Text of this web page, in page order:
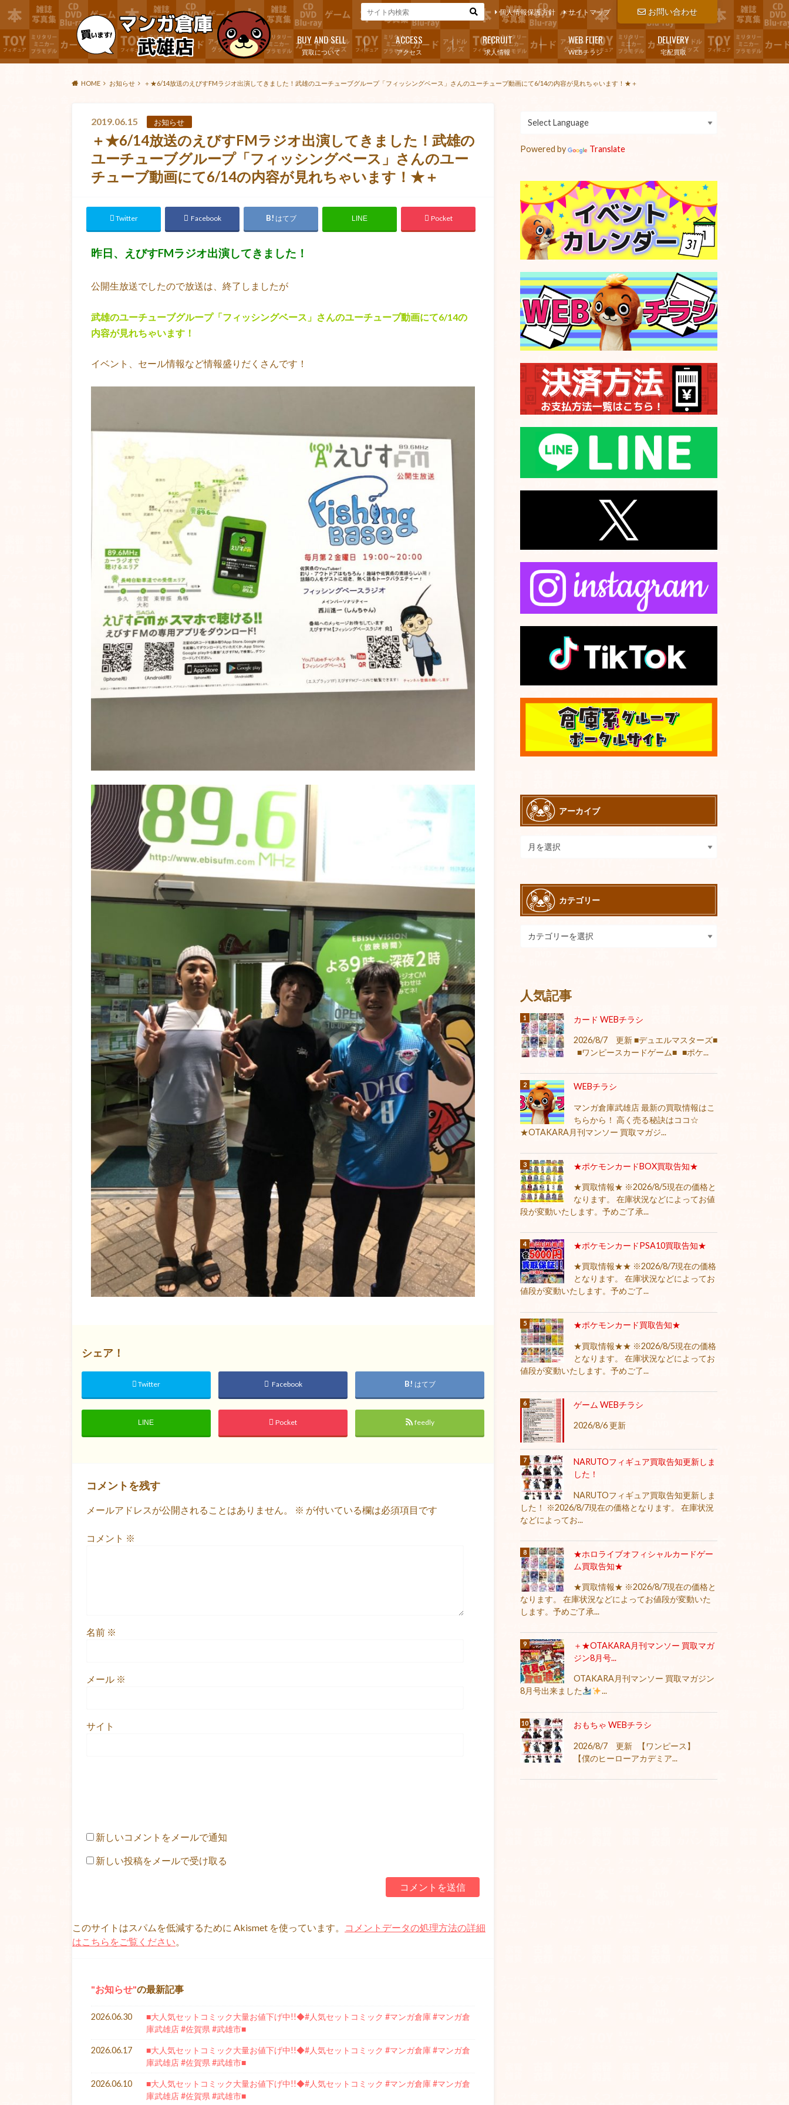
お問い合わせ
個人情報保護方針 サイトマップ
買取について
BUY AND SELL
アクセス
ACCESS
求人情報
RECRUIT
WEBチラシ
WEB FLIER
宅配買取
DELIVERY
HOME お知らせ ＋★6/14放送のえびすFMラジオ出演してきました！武雄のユーチューブグループ「フィッシングベース」さんのユーチューブ動画にて6/14の内容が見れちゃいます！★＋
2019.06.15 お知らせ
＋★6/14放送のえびすFMラジオ出演してきました！武雄の
ユーチューブグループ「フィッシングベース」さんのユー
チューブ動画にて6/14の内容が見れちゃいます！★＋
Twitter Facebook はてブ LINE Pocket
昨日、えびすFMラジオ出演してきました！
公開生放送でしたので放送は、終了しましたが
武雄のユーチューブグループ「フィッシングベース」さんのユーチューブ動画にて6/14の
内容が見れちゃいます！
イベント、セール情報など情報盛りだくさんです！
シェア！
Twitter Facebook はてブ
LINE Pocket feedly
コメントを残す
メールアドレスが公開されることはありません。 ※ が付いている欄は必須項目です
コメント ※
名前 ※
メール ※
サイト
新しいコメントをメールで通知
新しい投稿をメールで受け取る
このサイトはスパムを低減するために Akismet を使っています。
コメントデータの処理方法の詳細
はこちらをご覧ください
お知らせ の最新記事
2026.06.30
■大人気セットコミック大量お値下げ中!!◆#人気セットコミック #マンガ倉庫 #マンガ倉
庫武雄店 #佐賀県 #武雄市■
2026.06.17
■大人気セットコミック大量お値下げ中!!◆#人気セットコミック #マンガ倉庫 #マンガ倉
庫武雄店 #佐賀県 #武雄市■
2026.06.10
■大人気セットコミック大量お値下げ中!!◆#人気セットコミック #マンガ倉庫 #マンガ倉
庫武雄店 #佐賀県 #武雄市■
Powered by Translate
アーカイブ
カテゴリー
人気記事
カード WEBチラシ
2026/8/7 更新 ■デュエルマスターズ■
■ワンピースカードゲーム■ ■ポケ...
WEBチラシ
マンガ倉庫武雄店 最新の買取情報はこ
ちらから！ 高く売る秘訣はココ☆
★OTAKARA月刊マンソー 買取マガジ...
★ポケモンカードBOX買取告知★
★買取情報★ ※2026/8/5現在の価格と
なります。 在庫状況などによってお値
段が変動いたします。予めご了承...
★ポケモンカードPSA10買取告知★
★買取情報★★ ※2026/8/7現在の価格
となります。 在庫状況などによってお
値段が変動いたします。予めご了...
★ポケモンカード買取告知★
★買取情報★★ ※2026/8/5現在の価格
となります。 在庫状況などによってお
値段が変動いたします。予めご了...
ゲーム WEBチラシ
2026/8/6 更新
NARUTOフィギュア買取告知更新しま
した！
NARUTOフィギュア買取告知更新しま
した！ ※2026/8/7現在の価格となります。 在庫状況
などによってお...
★ホロライブオフィシャルカードゲー
ム買取告知★
★買取情報★ ※2026/8/7現在の価格と
なります。 在庫状況などによってお値段が変動いた
します。予めご了承...
＋★OTAKARA月刊マンソー 買取マガ
ジン8月号...
OTAKARA月刊マンソー 買取マガジン
8月号出来ました
...
おもちゃ WEBチラシ
2026/8/7 更新 【ワンピース】
【僕のヒーローアカデミア...